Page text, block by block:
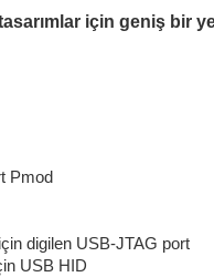
için geniş bir
Pmod
digilen USB-JTAG port
USB HID